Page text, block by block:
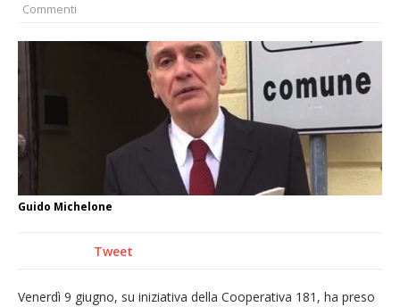
carnevale di Santhià. La soddisfazione della
Pro Loco
Il Piemonte ha avviato la richiesta di calamità
naturale per la siccità estrema e gli incendi
Dieci anni fa l’ingresso a Vercelli
dell’arcivescovo mons. Marco Arnolfo
Commenti
Guido Michelone
Tweet
Venerdì 9 giugno, su iniziativa della Cooperativa 181, ha preso